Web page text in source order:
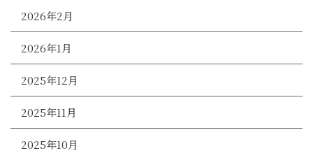
2026年2月
2026年1月
2025年12月
2025年11月
2025年10月